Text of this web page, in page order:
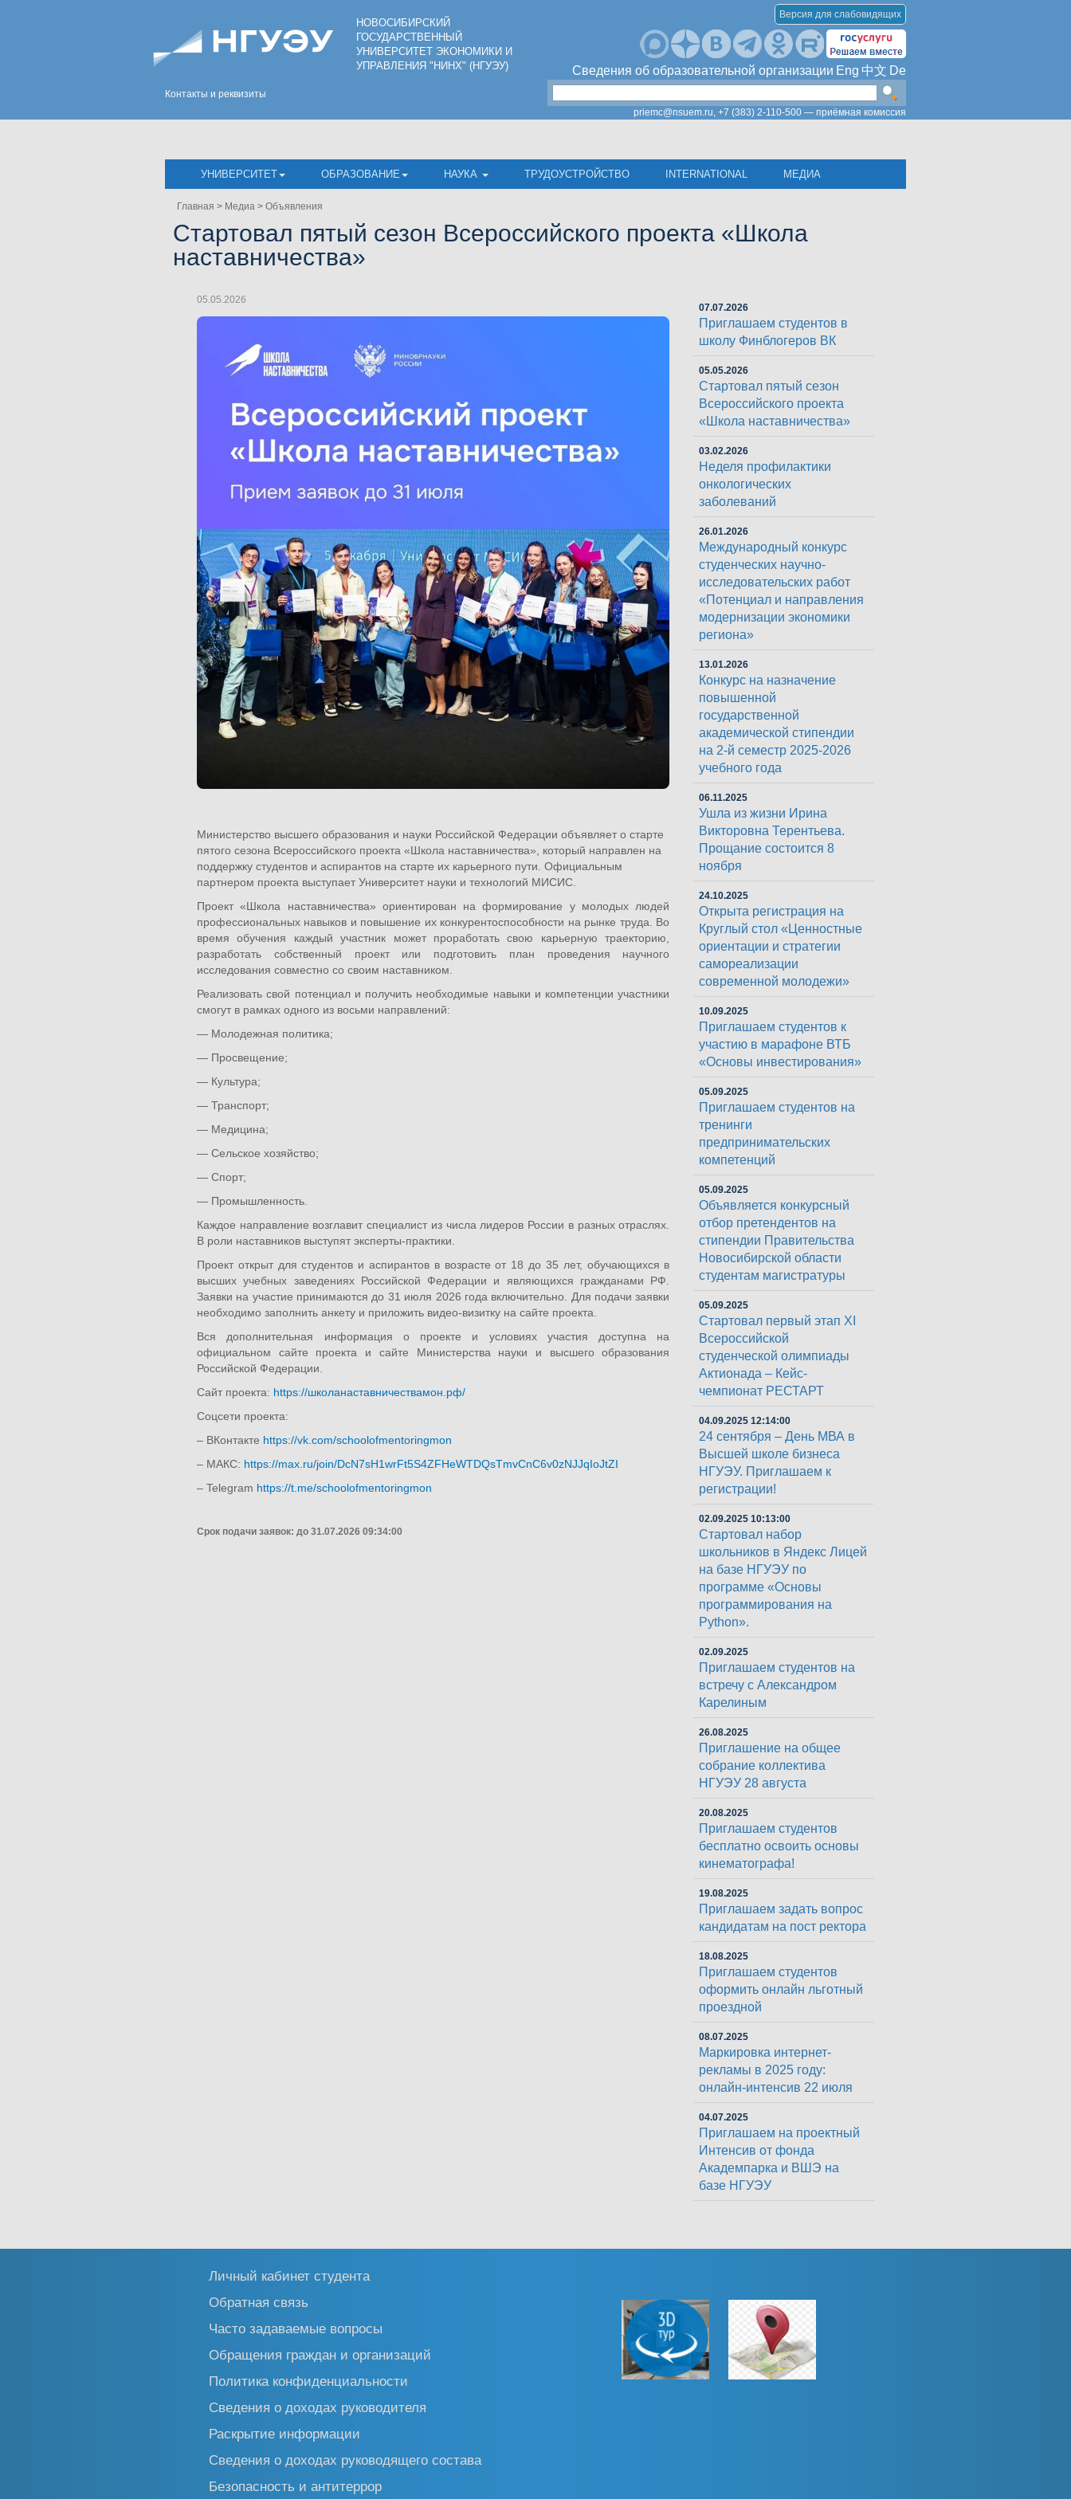
Контакты и реквизиты
НОВОСИБИРСКИЙ
ГОСУДАРСТВЕННЫЙ
УНИВЕРСИТЕТ ЭКОНОМИКИ И
УПРАВЛЕНИЯ "НИНХ" (НГУЭУ)
Версия для слабовидящих
Сведения об образовательной организации Eng 中文 De
priemc@nsuem.ru, +7 (383) 2-110-500 — приёмная комиссия
УНИВЕРСИТЕТ ОБРАЗОВАНИЕ НАУКА ТРУДОУСТРОЙСТВО INTERNATIONAL МЕДИА
Главная > Медиа > Объявления
Стартовал пятый сезон Всероссийского проекта «Школа
наставничества»
05.05.2026
Министерство высшего образования и науки Российской Федерации объявляет о старте
пятого сезона Всероссийского проекта «Школа наставничества», который направлен на
поддержку студентов и аспирантов на старте их карьерного пути. Официальным
партнером проекта выступает Университет науки и технологий МИСИС.
Проект «Школа наставничества» ориентирован на формирование у молодых людей
профессиональных навыков и повышение их конкурентоспособности на рынке труда. Во
время обучения каждый участник может проработать свою карьерную траекторию,
разработать собственный проект или подготовить план проведения научного
исследования совместно со своим наставником.
Реализовать свой потенциал и получить необходимые навыки и компетенции участники
смогут в рамках одного из восьми направлений:
— Молодежная политика;
— Просвещение;
— Культура;
— Транспорт;
— Медицина;
— Сельское хозяйство;
— Спорт;
— Промышленность.
Каждое направление возглавит специалист из числа лидеров России в разных отраслях.
В роли наставников выступят эксперты-практики.
Проект открыт для студентов и аспирантов в возрасте от 18 до 35 лет, обучающихся в
высших учебных заведениях Российской Федерации и являющихся гражданами РФ.
Заявки на участие принимаются до 31 июля 2026 года включительно. Для подачи заявки
необходимо заполнить анкету и приложить видео-визитку на сайте проекта.
Вся дополнительная информация о проекте и условиях участия доступна на
официальном сайте проекта и сайте Министерства науки и высшего образования
Российской Федерации.
Сайт проекта: https://школанаставничествамон.рф/
Соцсети проекта:
– ВКонтакте https://vk.com/schoolofmentoringmon
– МАКС: https://max.ru/join/DcN7sH1wrFt5S4ZFHeWTDQsTmvCnC6v0zNJJqIoJtZI
– Telegram https://t.me/schoolofmentoringmon
Срок подачи заявок: до 31.07.2026 09:34:00
07.07.2026
Приглашаем студентов в
школу Финблогеров ВК
05.05.2026
Стартовал пятый сезон
Всероссийского проекта
«Школа наставничества»
03.02.2026
Неделя профилактики
онкологических
заболеваний
26.01.2026
Международный конкурс
студенческих научно-
исследовательских работ
«Потенциал и направления
модернизации экономики
региона»
13.01.2026
Конкурс на назначение
повышенной
государственной
академической стипендии
на 2-й семестр 2025-2026
учебного года
06.11.2025
Ушла из жизни Ирина
Викторовна Терентьева.
Прощание состоится 8
ноября
24.10.2025
Открыта регистрация на
Круглый стол «Ценностные
ориентации и стратегии
самореализации
современной молодежи»
10.09.2025
Приглашаем студентов к
участию в марафоне ВТБ
«Основы инвестирования»
05.09.2025
Приглашаем студентов на
тренинги
предпринимательских
компетенций
05.09.2025
Объявляется конкурсный
отбор претендентов на
стипендии Правительства
Новосибирской области
студентам магистратуры
05.09.2025
Стартовал первый этап XI
Всероссийской
студенческой олимпиады
Актионада – Кейс-
чемпионат РЕСТАРТ
04.09.2025 12:14:00
24 сентября – День МВА в
Высшей школе бизнеса
НГУЭУ. Приглашаем к
регистрации!
02.09.2025 10:13:00
Стартовал набор
школьников в Яндекс Лицей
на базе НГУЭУ по
программе «Основы
программирования на
Python».
02.09.2025
Приглашаем студентов на
встречу с Александром
Карелиным
26.08.2025
Приглашение на общее
собрание коллектива
НГУЭУ 28 августа
20.08.2025
Приглашаем студентов
бесплатно освоить основы
кинематографа!
19.08.2025
Приглашаем задать вопрос
кандидатам на пост ректора
18.08.2025
Приглашаем студентов
оформить онлайн льготный
проездной
08.07.2025
Маркировка интернет-
рекламы в 2025 году:
онлайн-интенсив 22 июля
04.07.2025
Приглашаем на проектный
Интенсив от фонда
Академпарка и ВШЭ на
базе НГУЭУ
Личный кабинет студента
Обратная связь
Часто задаваемые вопросы
Обращения граждан и организаций
Политика конфиденциальности
Сведения о доходах руководителя
Раскрытие информации
Сведения о доходах руководящего состава
Безопасность и антитеррор